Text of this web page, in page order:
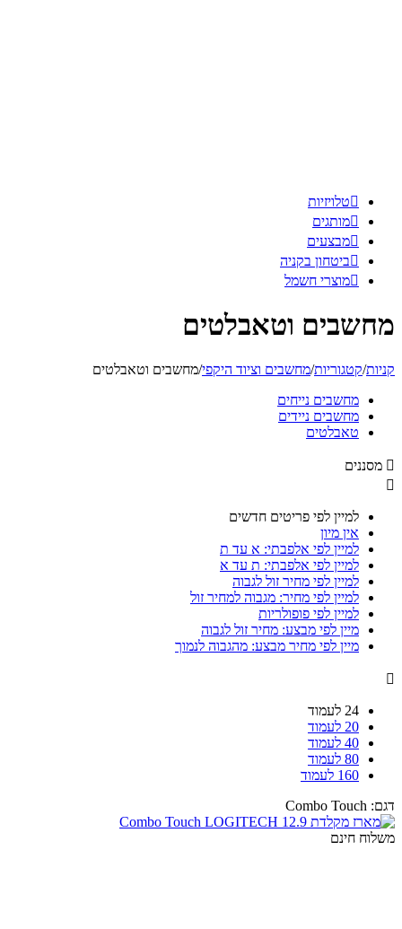
טלויזיות
מותגים
מבצעים
ביטחון בקניה
מוצרי חשמל
מחשבים וטאבלטים
קניות/קטגוריות/מחשבים וציוד היקפי/מחשבים וטאבלטים
מחשבים נייחים
מחשבים ניידים
טאבלטים
 מסננים

למיין לפי פריטים חדשים
אין מיון
למיין לפי אלפבתי: א עד ת
למיין לפי אלפבתי: ת עד א
למיין לפי מחיר זול לגבוה
למיין לפי מחיר: מגבוה למחיר זול
למיין לפי פופולריות
מיין לפי מבצע: מחיר זול לגבוה
מיין לפי מחיר מבצע: מהגבוה לנמוך

24 לעמוד
20 לעמוד
40 לעמוד
80 לעמוד
160 לעמוד
דגם: Combo Touch
משלוח חינם